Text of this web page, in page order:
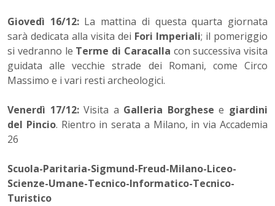
Giovedì 16/12:La mattina di questa quarta giornata
sarà dedicata alla visita dei Fori Imperiali; il pomeriggio
si vedranno le Terme di Caracalla con successiva visita
guidata alle vecchie strade dei Romani, come Circo
Massimo e i vari resti archeologici.
Venerdì 17/12:Visita a Galleria Borghese e giardini
del Pincio. Rientro in serata a Milano, in via Accademia
26
Scuola-Paritaria-Sigmund-Freud-Milano-Liceo-
Scienze-Umane-Tecnico-Informatico-Tecnico-
Turistico